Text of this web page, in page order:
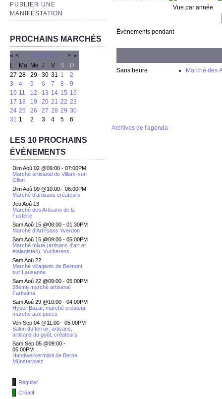
PUBLIER UNE
MANIFESTATION
PROCHAINS MARCHÉS
« < Août 2026 > »
L
Ma Me J V S
D
27 28 29 30 31 1
2
3
4 5 6 7 8
9
10 11 12 13 14 15 16
17 18 19 20 21 22 23
24 25 26 27 28 29 30
31 1 2 3 4 5 6
LES 10 PROCHAINS
ÉVÉNEMENTS
Dim Aoû 02 @09:00 - 07:00PM
Marché artisanal de Villars-sur-
Ollon
Dim Aoû 09 @10:00 - 06:00PM
Marché d'artisans créateurs
Jeu Aoû 13
Marché des Artisans de la
Fusterie
Sam Aoû 15 @08:00 - 01:30PM
Marché d'ArtYsans Yverdon
Sam Aoû 15 @09:00 - 05:00PM
Marché mixte (artisans d'art et
étalagistes), Vucherens
Sam Aoû 22
Marché villageois de Belmont
sur Lausanne
Sam Aoû 22 @09:00 - 05:00PM
28ème marché artisanal
Fartisâna
Sam Aoû 29 @10:00 - 04:00PM
Hyper Bazar, marché créateur,
marché aux puces
Ven Sep 04 @11:00 - 05:00PM
Salon du terroir, artisans,
artisans du goût, créateurs
Sam Sep 05 @09:00 -
05:00PM
Handwerkermärit de Berne
Münsterplatz
Régulier
Créatif
Vue par année
Événements pendant
Sans heure Marché des
Archives de l'agenda